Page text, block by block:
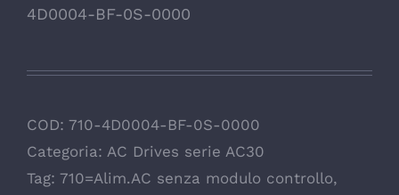
4D0004-BF-0S-0000
COD: 710-4D0004-BF-0S-0000
Categoria: AC Drives serie AC30
Tag: 710=Alim.AC senza modulo controllo,